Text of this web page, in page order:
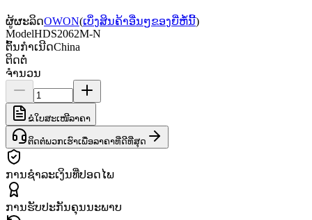
ຜູ້ຜະລິດOWON(ເບິ່ງສິນຄ້າອື່ນໆຂອງຍີ່ຫໍ້ນີ້)
ModelHDS2062M-N
ຕົ້ນກຳເນີດChina
ຕິດຕໍ່
ຈຳນວນ
ຂໍໃບສະເໜີລາຄາ
ຕິດຕໍ່ພວກເຮົາເພື່ອລາຄາທີ່ດີທີ່ສຸດ
ການຊຳລະເງິນທີ່ປອດໄພ
ການຮັບປະກັນຄຸນນະພາບ